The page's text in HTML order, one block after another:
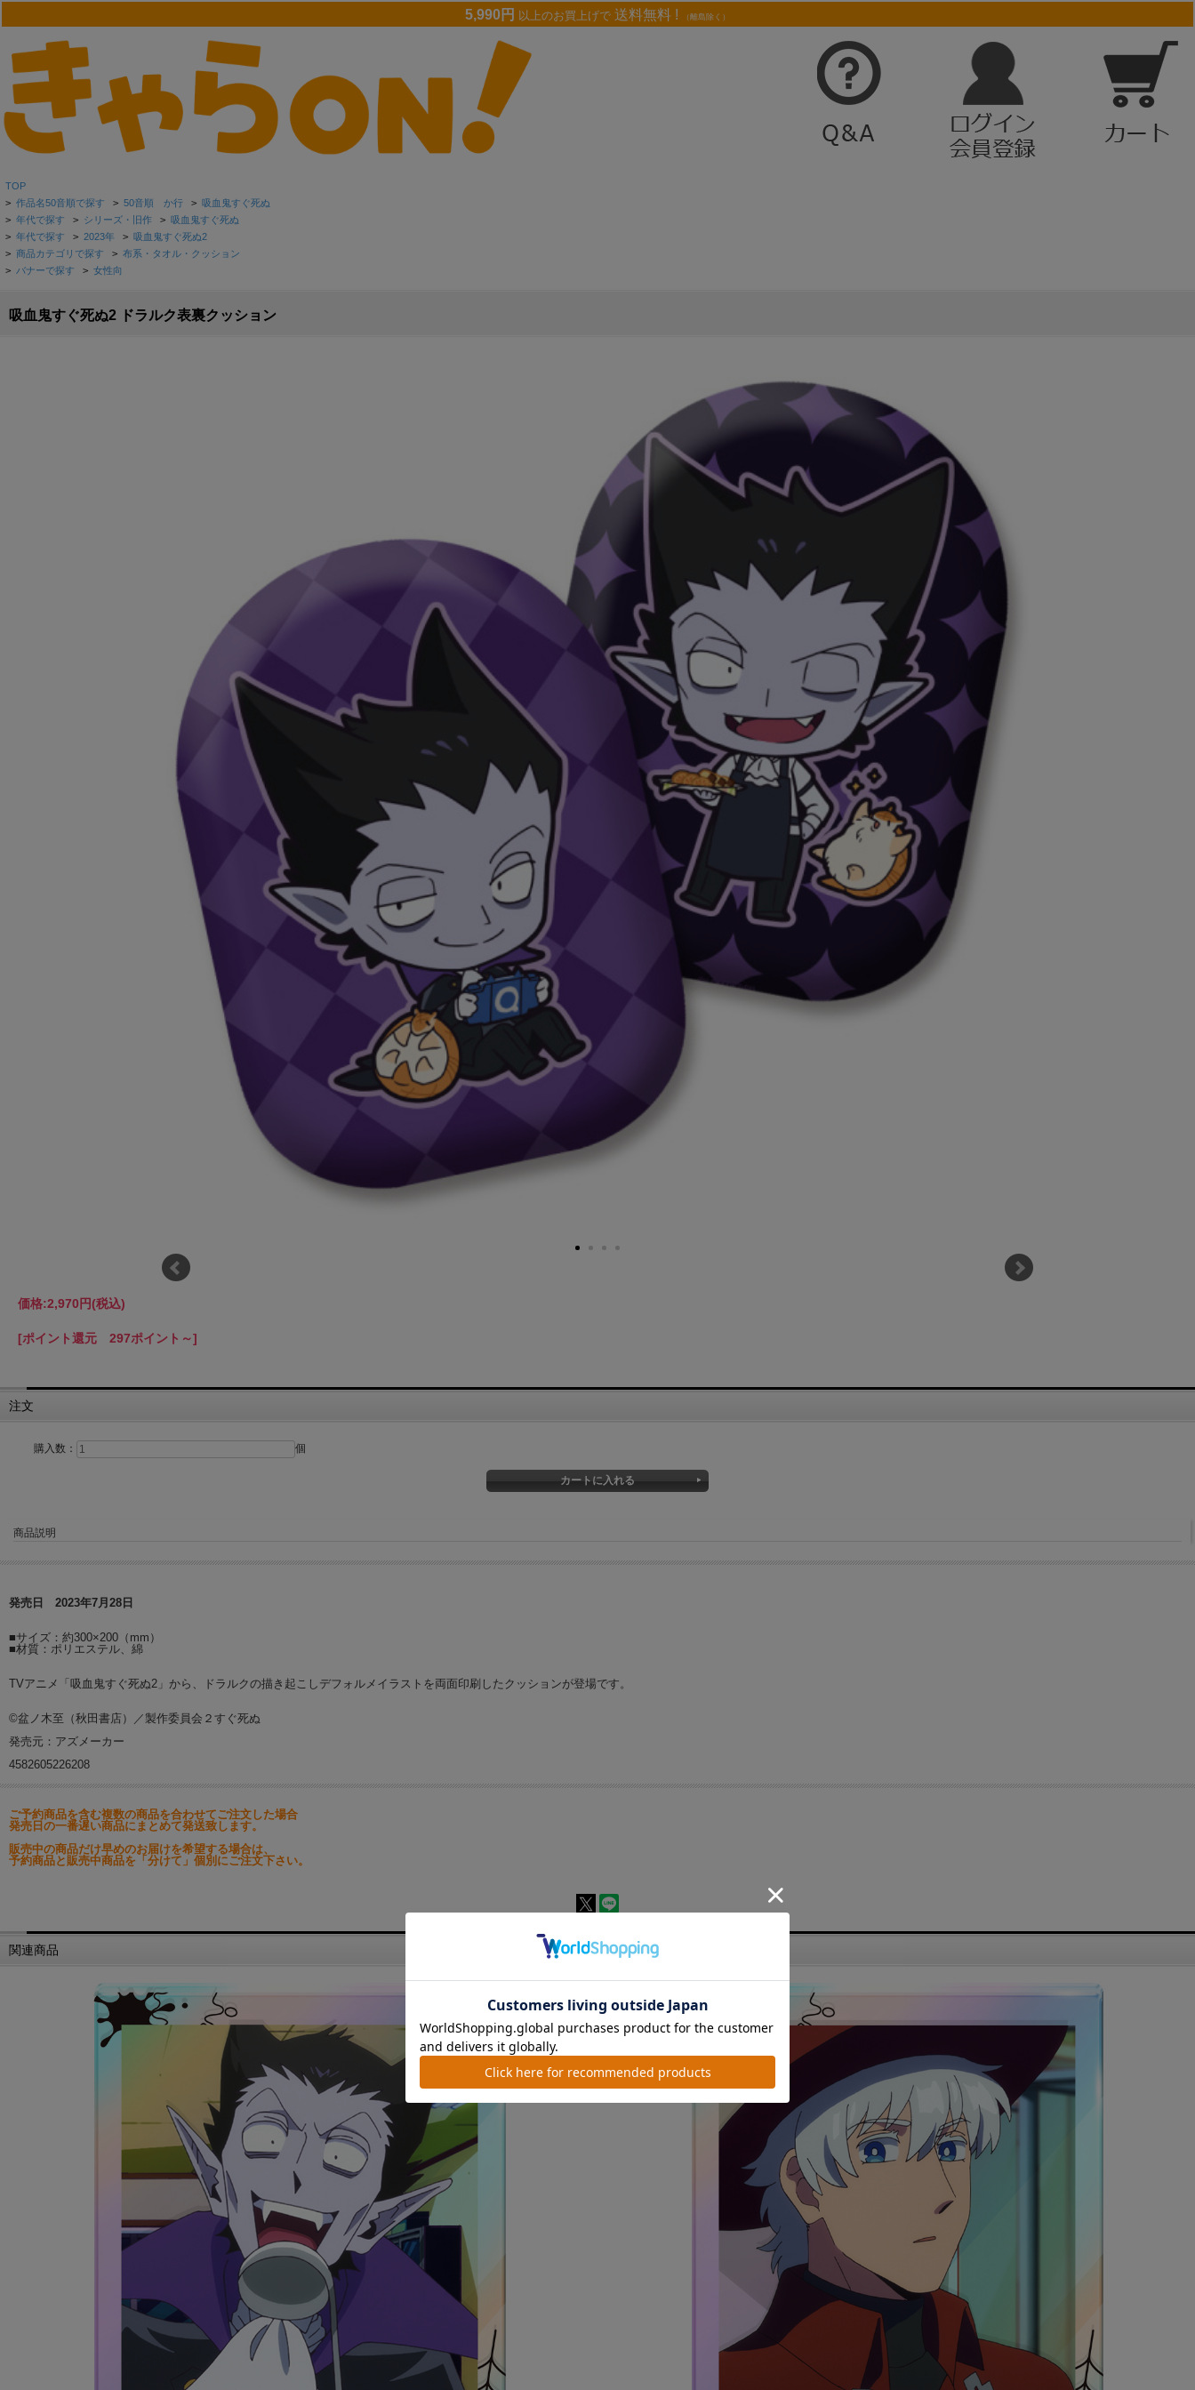
5,990円 以上のお買上げで 送料無料 ! （離島除く）
TOP
> 作品名50音順で探す > 50音順 か行 > 吸血鬼すぐ死ぬ
> 年代で探す > シリーズ・旧作 > 吸血鬼すぐ死ぬ
> 年代で探す > 2023年 > 吸血鬼すぐ死ぬ2
> 商品カテゴリで探す > 布系・タオル・クッション
> バナーで探す > 女性向
吸血鬼すぐ死ぬ2 ドラルク表裏クッション
価格:2,970円(税込)
[ポイント還元 297ポイント～]
注文
購入数： 個
商品説明
発売日 2023年7月28日
■サイズ：約300×200（mm）
■材質：ポリエステル、綿
TVアニメ「吸血鬼すぐ死ぬ2」から、ドラルクの描き起こしデフォルメイラストを両面印刷したクッションが登場です。
©盆ノ木至（秋田書店）／製作委員会２すぐ死ぬ
発売元：アズメーカー
4582605226208
ご予約商品を含む複数の商品を合わせてご注文した場合
発売日の一番遅い商品にまとめて発送致します。
販売中の商品だけ早めのお届けを希望する場合は、
予約商品と販売中商品を「分けて」個別にご注文下さい。
関連商品